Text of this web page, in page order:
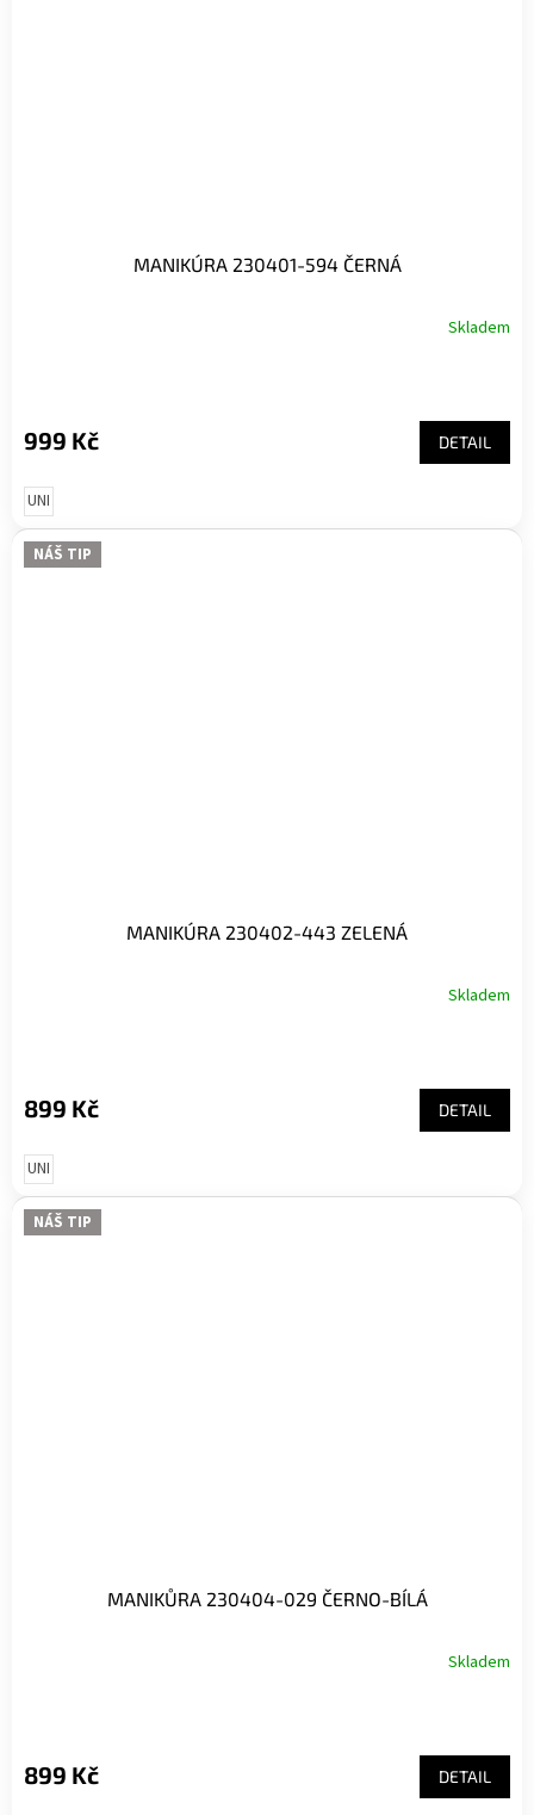
MANIKÚRA 230401-594 ČERNÁ
Skladem
999 Kč DETAIL
UNI
NÁŠ TIP
MANIKÚRA 230402-443 ZELENÁ
Skladem
899 Kč DETAIL
UNI
NÁŠ TIP
MANIKŮRA 230404-029 ČERNO-BÍLÁ
Skladem
899 Kč DETAIL